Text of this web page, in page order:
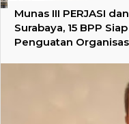
Munas III PERJASI
Surabaya, 15 BPP
Penguatan